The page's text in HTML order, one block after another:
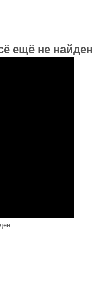
ещё не найден